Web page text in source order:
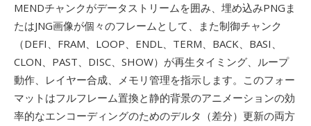
MENDチャンクがデータストリームを囲み、埋め込みPNGま
たはJNG画像が個々のフレームとして、また制御チャンク
（DEFI、FRAM、LOOP、ENDL、TERM、BACK、BASI、
CLON、PAST、DISC、SHOW）が再生タイミング、ループ
動作、レイヤー合成、メモリ管理を指示します。このフォー
マットはフルフレーム置換と静的背景のアニメーションの効
率的なエンコーディングのためのデルタ（差分）更新の両方